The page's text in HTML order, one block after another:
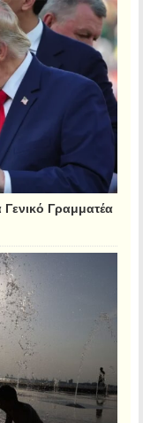
Γενικό Γραμματέα